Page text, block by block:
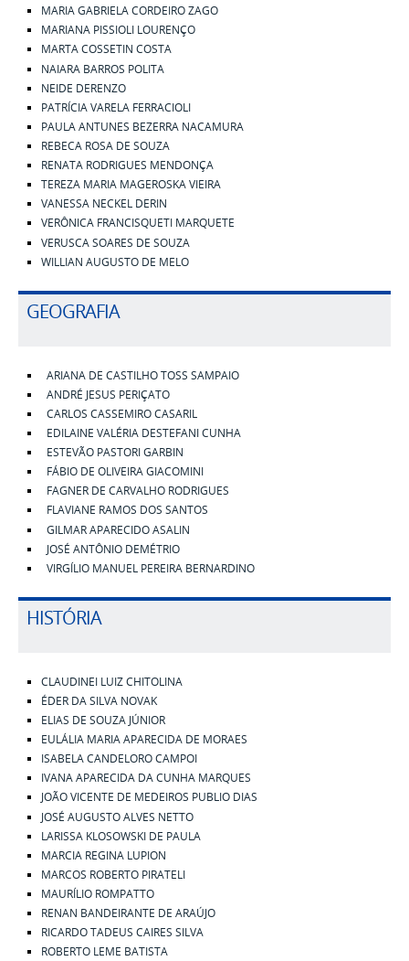
MARIA GABRIELA CORDEIRO ZAGO
MARIANA PISSIOLI LOURENÇO
MARTA COSSETIN COSTA
NAIARA BARROS POLITA
NEIDE DERENZO
PATRÍCIA VARELA FERRACIOLI
PAULA ANTUNES BEZERRA NACAMURA
REBECA ROSA DE SOUZA
RENATA RODRIGUES MENDONÇA
TEREZA MARIA MAGEROSKA VIEIRA
VANESSA NECKEL DERIN
VERÔNICA FRANCISQUETI MARQUETE
VERUSCA SOARES DE SOUZA
WILLIAN AUGUSTO DE MELO
GEOGRAFIA
ARIANA DE CASTILHO TOSS SAMPAIO
ANDRÉ JESUS PERIÇATO
CARLOS CASSEMIRO CASARIL
EDILAINE VALÉRIA DESTEFANI CUNHA
ESTEVÃO PASTORI GARBIN
FÁBIO DE OLIVEIRA GIACOMINI
FAGNER DE CARVALHO RODRIGUES
FLAVIANE RAMOS DOS SANTOS
GILMAR APARECIDO ASALIN
JOSÉ ANTÔNIO DEMÉTRIO
VIRGÍLIO MANUEL PEREIRA BERNARDINO
HISTÓRIA
CLAUDINEI LUIZ CHITOLINA
ÉDER DA SILVA NOVAK
ELIAS DE SOUZA JÚNIOR
EULÁLIA MARIA APARECIDA DE MORAES
ISABELA CANDELORO CAMPOI
IVANA APARECIDA DA CUNHA MARQUES
JOÃO VICENTE DE MEDEIROS PUBLIO DIAS
JOSÉ AUGUSTO ALVES NETTO
LARISSA KLOSOWSKI DE PAULA
MARCIA REGINA LUPION
MARCOS ROBERTO PIRATELI
MAURÍLIO ROMPATTO
RENAN BANDEIRANTE DE ARAÚJO
RICARDO TADEUS CAIRES SILVA
ROBERTO LEME BATISTA